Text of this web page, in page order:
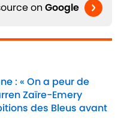
on Google
: « On a peur de
Zaïre-Emery
des Bleus avant
Date